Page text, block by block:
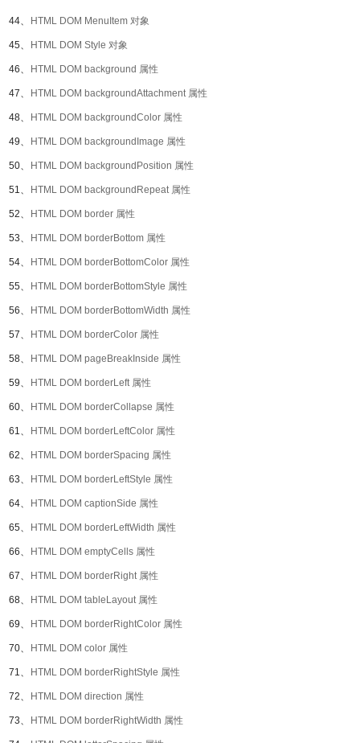
44、 HTML DOM MenuItem 对象
45、 HTML DOM Style 对象
46、 HTML DOM background 属性
47、 HTML DOM backgroundAttachment 属性
48、 HTML DOM backgroundColor 属性
49、 HTML DOM backgroundImage 属性
50、 HTML DOM backgroundPosition 属性
51、 HTML DOM backgroundRepeat 属性
52、 HTML DOM border 属性
53、 HTML DOM borderBottom 属性
54、 HTML DOM borderBottomColor 属性
55、 HTML DOM borderBottomStyle 属性
56、 HTML DOM borderBottomWidth 属性
57、 HTML DOM borderColor 属性
58、 HTML DOM pageBreakInside 属性
59、 HTML DOM borderLeft 属性
60、 HTML DOM borderCollapse 属性
61、 HTML DOM borderLeftColor 属性
62、 HTML DOM borderSpacing 属性
63、 HTML DOM borderLeftStyle 属性
64、 HTML DOM captionSide 属性
65、 HTML DOM borderLeftWidth 属性
66、 HTML DOM emptyCells 属性
67、 HTML DOM borderRight 属性
68、 HTML DOM tableLayout 属性
69、 HTML DOM borderRightColor 属性
70、 HTML DOM color 属性
71、 HTML DOM borderRightStyle 属性
72、 HTML DOM direction 属性
73、 HTML DOM borderRightWidth 属性